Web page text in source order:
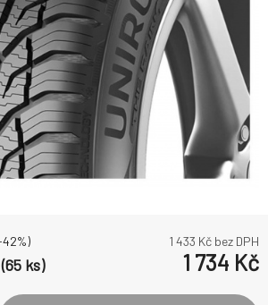
42%) 1 433 Kč bez DPH
ks) 1 734 Kč